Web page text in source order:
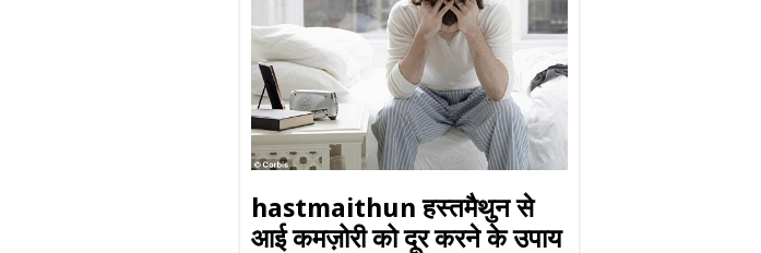
hastmaithun हस्तमैथुन से
आई कमज़ोरी को दूर करने के उपाय